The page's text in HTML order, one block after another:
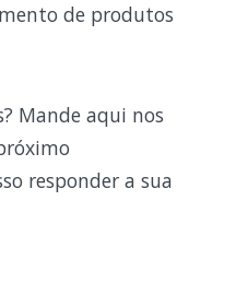
de produtos
Mande aqui nos
responder a sua